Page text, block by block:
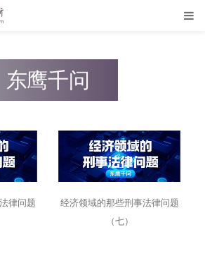
东鹰千问
律问题
经济领域的那些刑事法律问题
（七）